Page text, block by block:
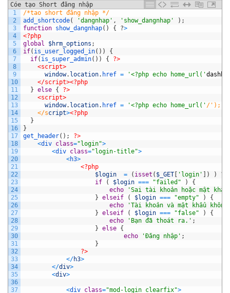
Cóe tạo Short đăng nhập
1
2
3
4
5
6
7
8
9
10
11
12
13
14
15
16
17
18
19
20
21
22
23
24
25
26
27
28
29
30
31
32
33
34
35
36
37
/*tao short đăng nhập */
add_shortcode( 'dangnhap' , 'show_dangnhap' ) ;
function show_dangnhap( ) { ?>
<?php
global
$hrm_options ;
if( is_user_logged_in( ) )
{
if( is_super_admin( ) ) {
?>
<script>
window. location. href = '<?php echo home_url('
</script><?php
} else {
?>
<script>
window. location. href = '<?php echo home_url(' /');
</script><?php
}
}
get_header( ) ;
?>
<div class="login">
<div class="login-title">
<h3>
<?php
$login
= ( isset ( $_GET [ 'login' ] ) ) ?
if
( $login === "failed" )
{
echo
'Sai tài khoản hoặc mật
} elseif ( $login === "empty" )
{
echo
'Tài khoản và mật khẩu
} elseif ( $login === "false" )
{
echo
'Bạn đã thoát ra.' ;
} else {
echo
'Đăng nhập' ;
}
?>
</h3>
</div>
<div>
<div class="mod-login clearfix">